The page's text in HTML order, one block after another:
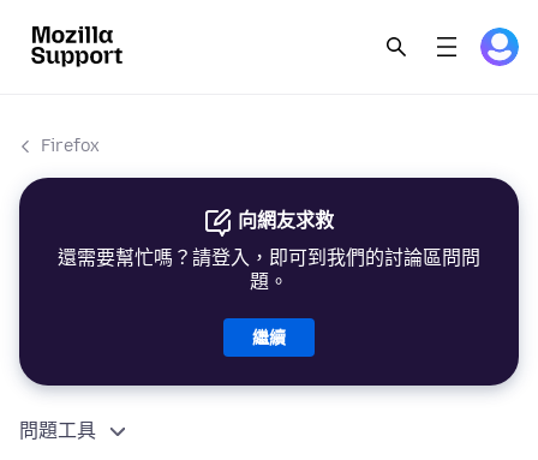
Firefox
向網友求救
還需要幫忙嗎？請登入，即可到我們的討論區問問
題。
繼續
問題工具